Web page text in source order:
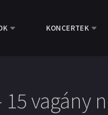
KONCERTEK
vagány